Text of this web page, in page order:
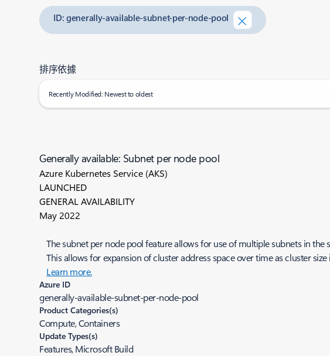
ID: generally-available-subnet-per-node-pool
排序依據
Recently Modified: Newest to oldest
Generally available: Subnet per node pool
Azure Kubernetes Service (AKS)
LAUNCHED
GENERAL AVAILABILITY
May 2022
The subnet per node pool feature allows for use of multiple subnets in
This allows for expansion of cluster address space over time as cluster size
Learn more.
Azure ID
generally-available-subnet-per-node-pool
Product Categories(s)
Compute, Containers
Update Types(s)
Features, Microsoft Build